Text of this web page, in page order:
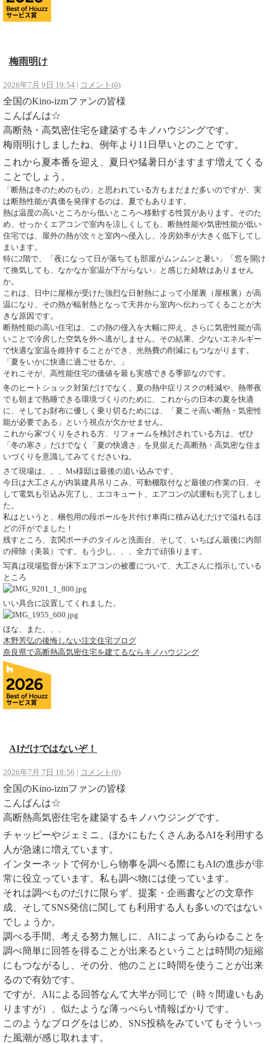
梅雨明け
2026年7月 9日 19:54 | コメント(0)
全国のKino-izmファンの皆様
こんばんは☆
高断熱・高気密住宅を建築するキノハウジングです。
梅雨明けしましたね、例年より11日早いとのことです。
これから夏本番を迎え、夏日や猛暑日がますます増えてくる
ことでしょう。
「断熱は冬のためのもの」と思われている方もまだまだ多いのですが、実
は断熱性能が真価を発揮するのは、夏でもあります。
熱は温度の高いところから低いところへ移動する性質があります。そのた
め、せっかくエアコンで室内を涼しくしても、断熱性能や気密性能が低い
住宅では、屋外の熱が次々と室内へ侵入し、冷房効率が大きく低下してし
まいます。
特に2階で、「夜になって日が落ちても部屋がムンムンと暑い」「窓を開け
て換気しても、なかなか室温が下がらない」と感じた経験はありません
か。
これは、日中に屋根が受けた強烈な日射熱によって小屋裏（屋根裏）が高
温になり、その熱が輻射熱となって天井から室内へ伝わってくることが大
きな原因です。
断熱性能の高い住宅は、この熱の侵入を大幅に抑え、さらに気密性能が高
いことで冷房した空気を外へ逃がしません。その結果、少ないエネルギー
で快適な室温を維持することができ、光熱費の削減にもつながります。
「夏をいかに快適に過ごせるか。」
それこそが、高性能住宅の価値を最も実感できる季節なのです。
冬のヒートショック対策だけでなく、夏の熱中症リスクの軽減や、熱帯夜
でも朝まで熟睡できる環境づくりのために、
これからの日本の夏を快適
に、そしてお財布に優しく乗り切るためには、「夏こそ高い断熱・気密性
能が必要である」という視点が欠かせません。
これから家づくりをされる方、リフォームを検討されている方は、ぜひ
「冬の寒さ」だけでなく「夏の快適さ」を見据えた高断熱・高気密な住ま
いづくりを意識してみてくださいね。
さて現場は、、、Ms様邸は最後の追い込みです。
今日は大工さんが内装建具吊りこみ、可動棚取付など最後の作業の日、そ
して電気も引込み完了し、エコキュート、エアコンの試運転も完了しまし
た。
私はというと、梱包用の段ボールを片付け車両に積み込むだけで溢れるほ
どの汗がでました！
残すところ、玄関ポーチのタイルと洗面台、そして、いちばん最後に内部
の掃除（美装）です。もう少し、、、全力で頑張ります。
写真は現場監督が床下エアコンの被覆について、大工さんに指示している
ところ
いい具合に設置してくれました。
ほな、また、、、
木野芳弘の後悔しない注文住宅ブログ
奈良県で高断熱高気密住宅を建てるならキノハウジング
AIだけではないぞ！
2026年7月 7日 18:56 | コメント(0)
全国のKino-izmファンの皆様
こんばんは☆
高断熱高気密住宅を建築するキノハウジングです。
チャッピーやジェミニ、ほかにもたくさんあるAIを利用する
人が急速に増えています。
インターネットで何かしら物事を調べる際にもAIの進歩が非
常に役立っています。私も調べ物には使っています。
それは調べものだけに限らず、提案・企画書などの文章作
成、そしてSNS発信に関しても利用する人も多いのではない
でしょうか。
調べる手間、考える努力無しに、AIによってあらゆることを
調べ簡単に回答を得ることが出来るということは時間の短縮
にもつながるし、その分、他のことに時間を使うことが出来
るので有効です。
ですが、AIによる回答なんて大半が同じで（時々間違いもあ
りますが）、似たような薄っぺらい情報ばかりです。
このようなブログをはじめ、SNS投稿をみていてもそういっ
た風潮が感じ取れます。